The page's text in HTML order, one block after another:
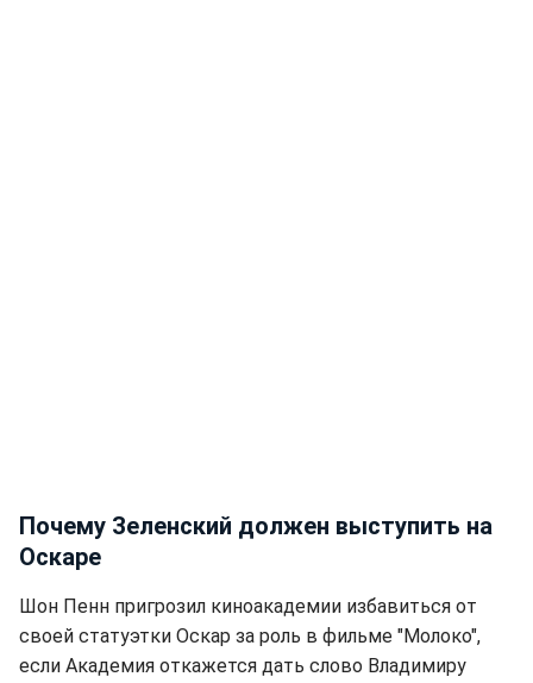
Почему Зеленский должен выступить на
Оскаре
Шон Пенн пригрозил киноакадемии избавиться от
своей статуэтки Оскар за роль в фильме "Молоко",
если Академия откажется дать слово Владимиру